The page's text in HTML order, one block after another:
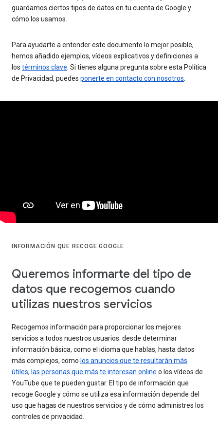
guardamos ciertos tipos de datos en tu cuenta de Google y
cómo los usamos.
Para ayudarte a entender este documento lo mejor posible,
hemos añadido ejemplos, vídeos explicativos y definiciones a
los términos clave . Si tienes alguna pregunta sobre esta Política
de Privacidad, puedes ponerte en contacto con nosotros
INFORMACIÓN QUE RECOGE GOOGLE
Queremos informarte del tipo de
datos que recogemos cuando
utilizas nuestros servicios
Recogemos información para proporcionar los mejores
servicios a todos nuestros usuarios: desde determinar
información básica, como el idioma que hablas, hasta datos
más complejos, como los anuncios que te resultarán más
útiles, las personas que más te interesan online o los vídeos de
YouTube que te pueden gustar. El tipo de información que
recoge Google y cómo se utiliza esa información depende del
uso que hagas de nuestros servicios y de cómo administres los
controles de privacidad.